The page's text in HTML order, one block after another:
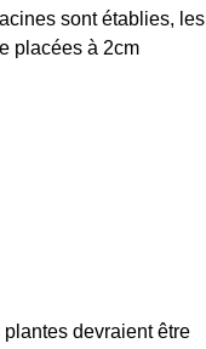
sont établies, les
placées à 2cm
devraient être